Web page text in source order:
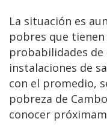
La situación es
pobres que
probabilidades de
instalaciones de
con el promedio,
pobreza de
conocer